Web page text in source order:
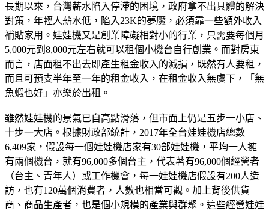
長期以來，台灣薪水陷入停滯的困境，政府拿不出具體的解決
對策，年輕人薪水低，陷入23K的夢魘，必須靠一些額外收入
補貼家用。娃娃機又是創業障礙相對小的行業，只需要每個月
5,000元到8,000元左右就可以租個小機台自行創業。而對房東
而言，店面租不出去即產生租金收入的減損，既然有人要租，
而且可預支半年至一年的租金收入，在租金收入無虞下，「無
魚蝦也好」亦樂於出租。
雖然娃娃機的景氣已自高點滑落，但市面上仍是五步一小店、
十步一大店。根據財政部統計，2017年全台娃娃機店總數
6,409家，假設每一個娃娃機店家有30部娃娃機，平均一人擁
有兩個機台，就有96,000多個台主，代表著有96,000個經營者
（台主、青年人）或工作機會，每一娃娃機店假設有200人造
訪，也有120萬個消費者，人數也相當可觀。加上背後供貨
商、商品生產者，也是個小規模的產業與群聚。這些經營娃娃